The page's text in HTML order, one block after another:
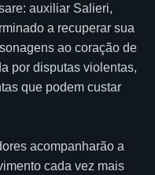
auxiliar Salieri,
a recuperar sua
ao coração de
por disputas violentas,
que podem custar
acompanharão a
cada vez mais